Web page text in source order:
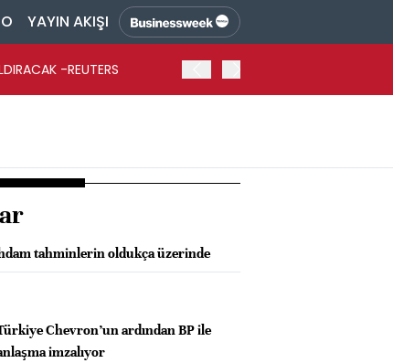
YAYIN AKIŞI
-REUTERS
tahminlerin oldukça üzerinde
Chevron’un ardından BP ile
imzalıyor